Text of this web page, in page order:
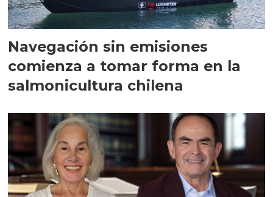
Navegación sin emisiones
comienza a tomar forma en la
salmonicultura chilena